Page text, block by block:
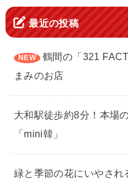
最近の投稿
鶴間の「321
まみのお店
大和駅徒歩約8分！本場
「mini韓」
緑と季節の花にいやされ